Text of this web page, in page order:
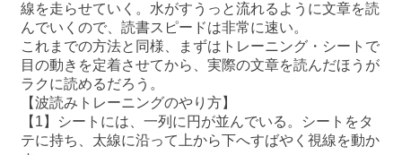
線を走らせていく。水がすうっと流れるように文章を読
んでいくので、読書スピードは非常に速い。
これまでの方法と同様、まずはトレーニング・シートで
目の動きを定着させてから、実際の文章を読んだほうが
ラクに読めるだろう。
【波読みトレーニングのやり方】
【1】シートには、一列に円が並んでいる。シートをタ
テに持ち、太線に沿って上から下へすばやく視線を動か